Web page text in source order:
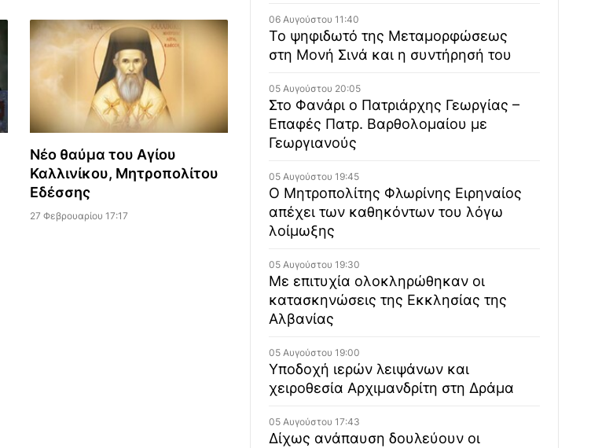
Νέο θαύμα του Αγίου
Καλλινίκου, Μητροπολίτου
Εδέσσης
27 Φεβρουαρίου 17:17
06 Αυγούστου 11:40
Το ψηφιδωτό της Μεταμορφώσεως
στη Μονή Σινά και η συντήρησή του
05 Αυγούστου 20:05
Στο Φανάρι ο Πατριάρχης Γεωργίας –
Επαφές Πατρ. Βαρθολομαίου με
Γεωργιανούς
05 Αυγούστου 19:45
Ο Μητροπολίτης Φλωρίνης Ειρηναίος
απέχει των καθηκόντων του λόγω
λοίμωξης
05 Αυγούστου 19:30
Με επιτυχία ολοκληρώθηκαν οι
κατασκηνώσεις της Εκκλησίας της
Αλβανίας
05 Αυγούστου 19:00
Υποδοχή ιερών λειψάνων και
χειροθεσία Αρχιμανδρίτη στη Δράμα
05 Αυγούστου 17:43
Δίχως ανάπαυση δουλεύουν οι